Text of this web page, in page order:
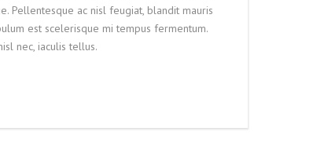
Pellentesque ac nisl feugiat, blandit mauris
est scelerisque mi tempus fermentum.
nec, iaculis tellus.